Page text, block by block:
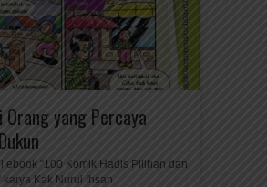
Orang yang Percaya
ebook “100 Komik Hadis Pilihan dan
karya Kak Nurul Ihsan